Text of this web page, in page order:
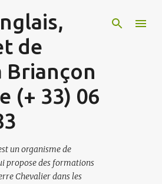
au contenu principal
de
Briançon
(+ 33) 06
un organisme de
propose des formations
Chevalier dans les